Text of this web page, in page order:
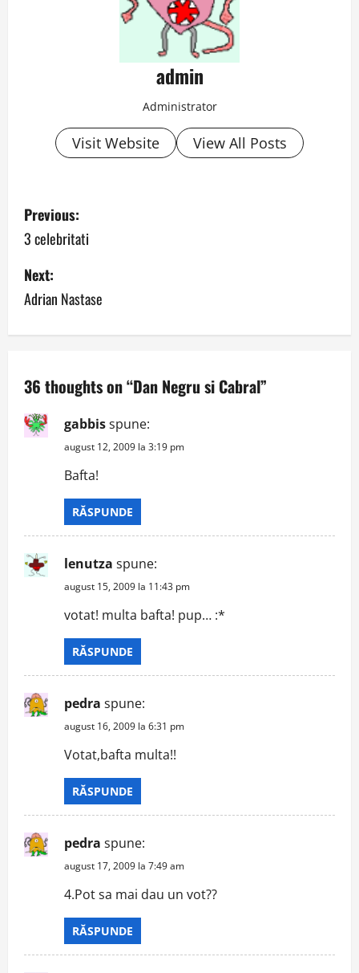
admin
Administrator
Visit Website View All Posts
P
o
s
t
n
a
v
i
t
i
Previous:
3 celebritati
Next:
Adrian Nastase
36 thoughts on “Dan Negru si Cabral”
gabbisspune:
august 12, 2009 la 3:19 pm
Bafta!
RĂSPUNDE
lenutza spune:
august 15, 2009 la 11:43 pm
votat! multa bafta! pup… :*
RĂSPUNDE
pedra spune:
august 16, 2009 la 6:31 pm
Votat,bafta multa!!
RĂSPUNDE
pedra spune:
august 17, 2009 la 7:49 am
4.Pot sa mai dau un vot??
RĂSPUNDE